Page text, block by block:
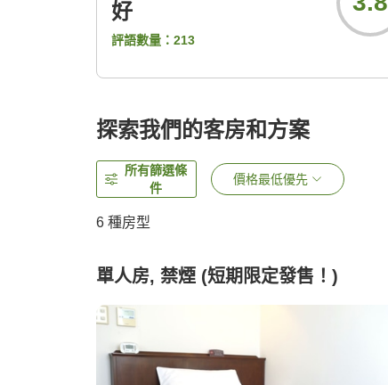
好
評語數量： 213
探索我們的客房和方案
所有篩選條
件
價格最低優先
6 種房型
單人房, 禁煙 (短期限定發售！)